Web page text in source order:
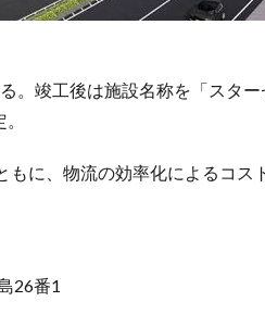
。竣工後は施設名称を「スタ
に、物流の効率化によるコス
番1